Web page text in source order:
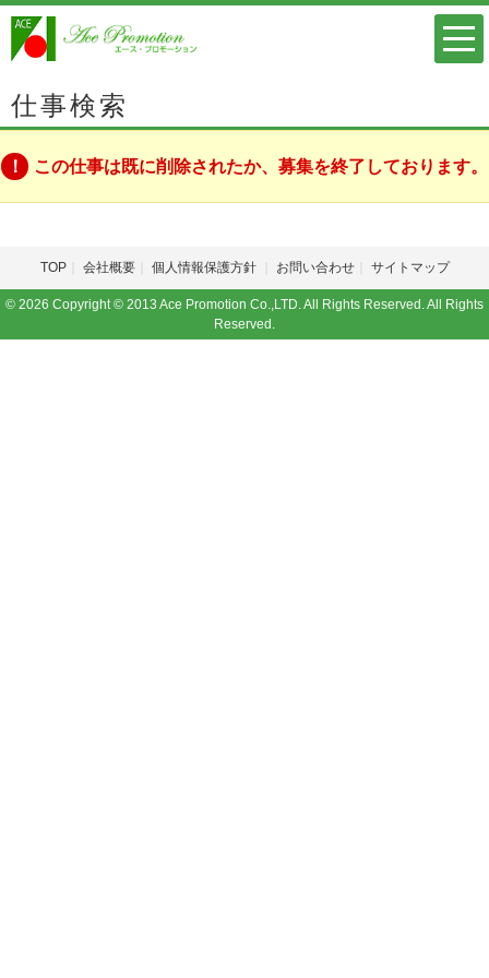
仕事検索
この仕事は既に削除されたか、募集を終了しております。
TOP 会社概要 個人情報保護方針 お問い合わせ サイトマップ
© 2026 Copyright © 2013 Ace Promotion Co.,LTD. All Rights Reserved. All Rights
Reserved.